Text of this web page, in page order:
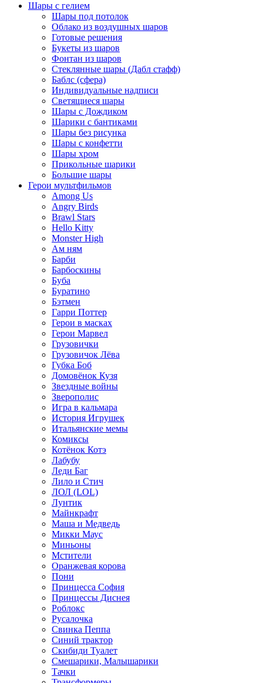
Шары с гелием
Шары под потолок
Облако из воздушных шаров
Готовые решения
Букеты из шаров
Фонтан из шаров
Стеклянные шары (Дабл стафф)
Баблс (сфера)
Индивидуальные надписи
Светящиеся шары
Шары с Дождиком
Шарики с бантиками
Шары без рисунка
Шары с конфетти
Шары хром
Прикольные шарики
Большие шары
Герои мультфильмов
Among Us
Angry Birds
Brawl Stars
Hello Kitty
Monster High
Ам ням
Барби
Барбоскины
Буба
Буратино
Бэтмен
Гарри Поттер
Герои в масках
Герои Марвел
Грузовички
Грузовичок Лёва
Губка Боб
Домовёнок Кузя
Звездные войны
Зверополис
Игра в кальмара
История Игрушек
Итальянские мемы
Комиксы
Котёнок Котэ
Лабубу
Леди Баг
Лило и Стич
ЛОЛ (LOL)
Лунтик
Майнкрафт
Маша и Медведь
Микки Маус
Миньоны
Мстители
Оранжевая корова
Пони
Принцесса София
Принцессы Диснея
Роблокс
Русалочка
Свинка Пеппа
Синий трактор
Скибиди Туалет
Смешарики, Малышарики
Тачки